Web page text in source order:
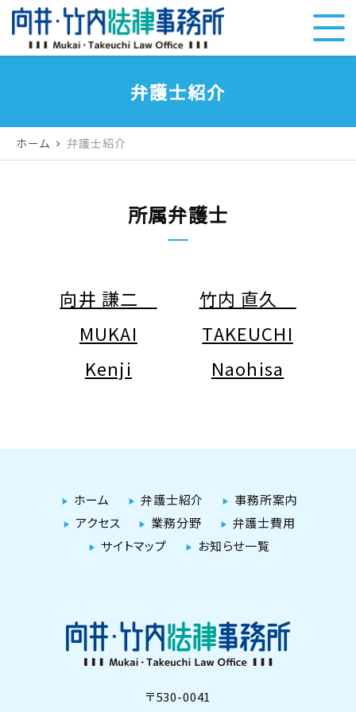
弁護士紹介
ホーム chevron_right 弁護士紹介
所属弁護士
向井 謙二
MUKAI
Kenji
竹内 直久
TAKEUCHI
Naohisa
ホーム 弁護士紹介
事務所案内
アクセス
業務分野
弁護士費用
サイトマップ
お知らせ一覧
〒530-0041